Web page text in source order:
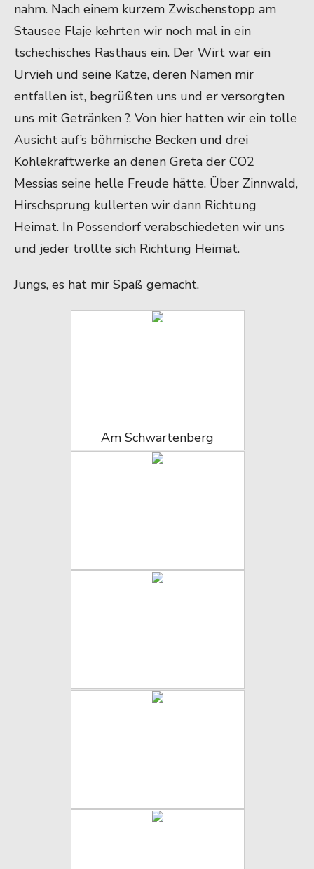
nahm. Nach einem kurzem Zwischenstopp am
Stausee Flaje kehrten wir noch mal in ein
tschechisches Rasthaus ein. Der Wirt war ein
Urvieh und seine Katze, deren Namen mir
entfallen ist, begrüßten uns und er versorgten
uns mit Getränken ?. Von hier hatten wir ein tolle
Ausicht auf’s böhmische Becken und drei
Kohlekraftwerke an denen Greta der CO2
Messias seine helle Freude hätte. Über Zinnwald,
Hirschsprung kullerten wir dann Richtung
Heimat. In Possendorf verabschiedeten wir uns
und jeder trollte sich Richtung Heimat.
Jungs, es hat mir Spaß gemacht.
Am Schwartenberg